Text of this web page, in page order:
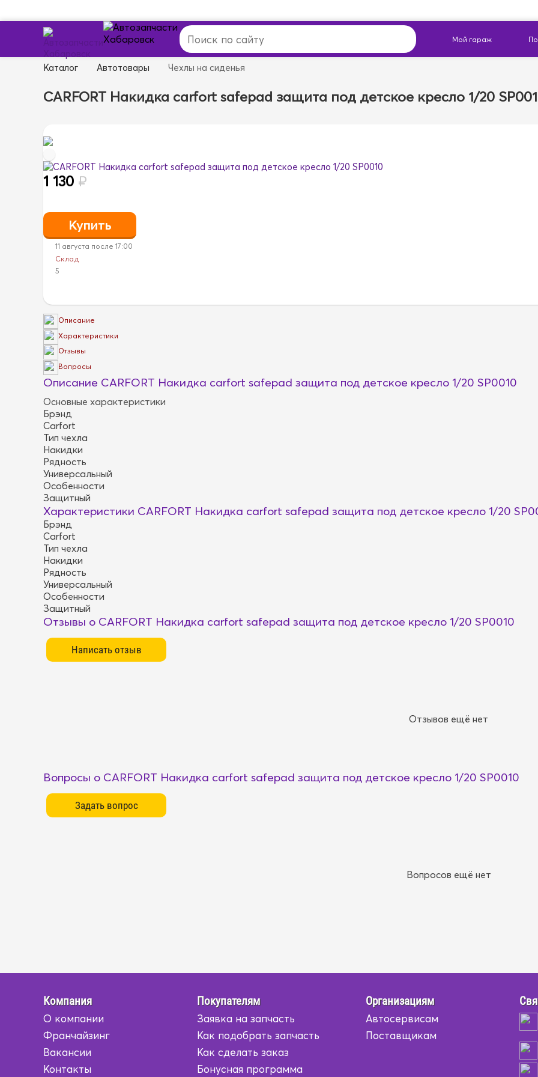
Каталог Автотовары Чехлы на сиденья
CARFORT Накидка carfort safepad защита под детское кресло 1/20
1 130 ₽
11 августа после 17:00
Склад
5
Описание
Характеристики
Отзывы
Вопросы
Описание CARFORT Накидка carfort safepad защита под детское кресло 1/20 SP0010
Основные характеристики
Брэнд
Carfort
Тип чехла
Накидки
Рядность
Универсальный
Особенности
Защитный
Характеристики CARFORT Накидка carfort safepad защита под детское кресло 1/20
Брэнд
Carfort
Тип чехла
Накидки
Рядность
Универсальный
Особенности
Защитный
Отзывы о CARFORT Накидка carfort safepad защита под детское кресло 1/20 SP0010
Отзывов ещё нет
Вопросы о CARFORT Накидка carfort safepad защита под детское кресло 1/20 SP0010
Вопросов ещё нет
Компания
О компании
Франчайзинг
Вакансии
Контакты
Покупателям
Заявка на запчасть
Как подобрать запчасть
Как сделать заказ
Бонусная программа
Организациям
Автосервисам
Поставщикам